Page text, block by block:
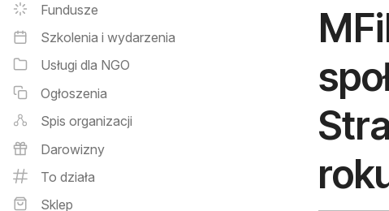
Fundusze
Szkolenia i wydarzenia
Usługi dla NGO
Ogłoszenia
Spis organizacji
Darowizny
To działa
Sklep